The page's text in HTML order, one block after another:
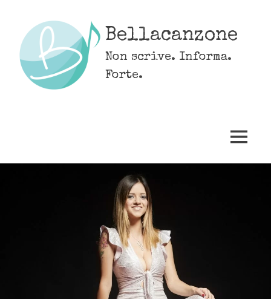
content
Bellacanzone
Non scrive. Informa.
Forte.
MENU